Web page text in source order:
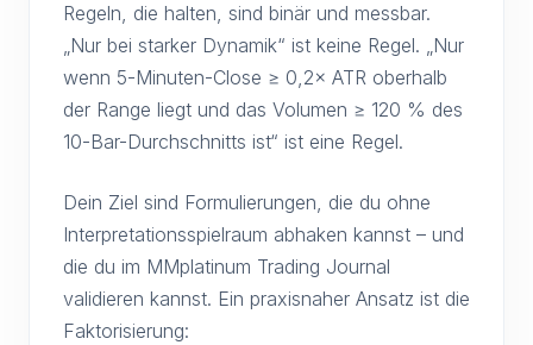
Regeln, die halten, sind binär und messbar.
„Nur bei starker Dynamik“ ist keine Regel. „Nur
wenn 5-Minuten-Close ≥ 0,2× ATR oberhalb
der Range liegt und das Volumen ≥ 120 % des
10-Bar-Durchschnitts ist“ ist eine Regel.
Dein Ziel sind Formulierungen, die du ohne
Interpretationsspielraum abhaken kannst – und
die du im MMplatinum Trading Journal
validieren kannst. Ein praxisnaher Ansatz ist die
Faktorisierung: